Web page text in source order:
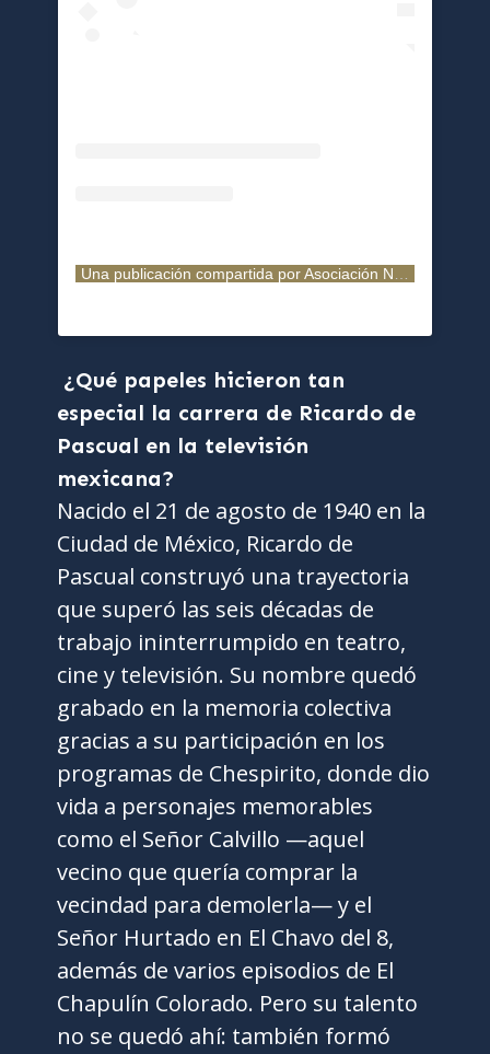
Una publicación compartida por Asociación Nacional de Actores (@andactores)
¿Qué papeles hicieron tan
especial la carrera de Ricardo de
Pascual en la televisión
mexicana?
Nacido el 21 de agosto de 1940 en la
Ciudad de México, Ricardo de
Pascual construyó una trayectoria
que superó las seis décadas de
trabajo ininterrumpido en teatro,
cine y televisión. Su nombre quedó
grabado en la memoria colectiva
gracias a su participación en los
programas de Chespirito, donde dio
vida a personajes memorables
como el Señor Calvillo —aquel
vecino que quería comprar la
vecindad para demolerla— y el
Señor Hurtado en El Chavo del 8,
además de varios episodios de El
Chapulín Colorado. Pero su talento
no se quedó ahí: también formó